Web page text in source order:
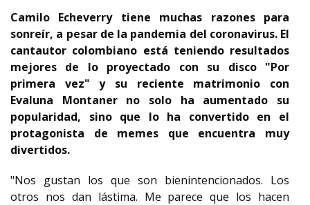
Camilo Echeverry tiene muchas razones para
sonreír, a pesar de la pandemia del coronavirus. El
cantautor colombiano está teniendo resultados
mejores de lo proyectado con su disco "Por
primera vez" y su reciente matrimonio con
Evaluna Montaner no solo ha aumentado su
popularidad, sino que lo ha convertido en el
protagonista de memes que encuentra muy
divertidos.
"Nos gustan los que son bienintencionados. Los
otros nos dan lástima. Me parece que los hacen